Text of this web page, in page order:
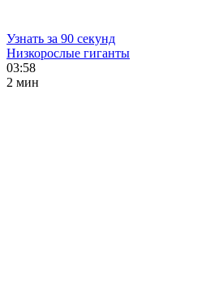
Узнать за 90 секунд
Низкорослые гиганты
03:58
2 мин